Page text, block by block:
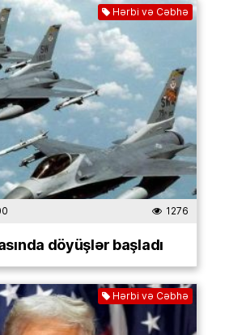
Hərbi və Cəbhə
1276
döyüşlər başladı
Hərbi və Cəbhə